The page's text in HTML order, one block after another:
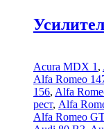
Acura MDX 1 ,
Alfa Romeo
156, Alfa
рест, Alfa
Alfa Romeo GT